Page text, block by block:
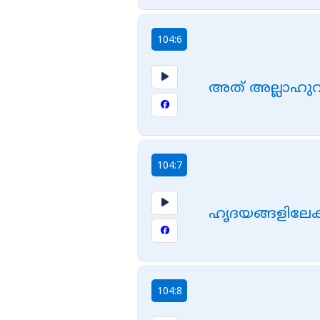
104:6
അത്
104:7
104:8